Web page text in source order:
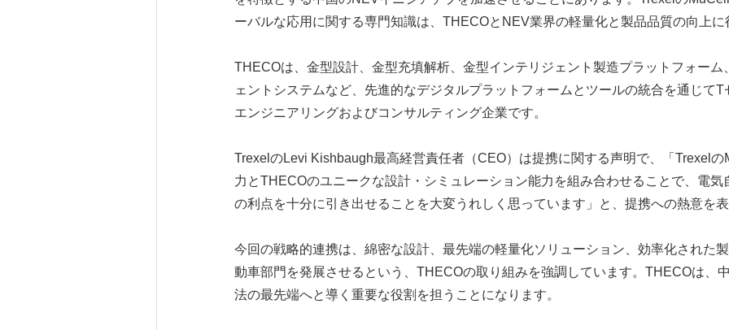
ーバルな応用に関する専門知識は、THECOとNEV業界の軽量化と製品品質の向上に
THECOは、金型設計、金型充填解析、金型インテリジェント製造プラットフォーム
ェントシステムなど、先進的なデジタルプラットフォームとツールの統合を通じて
エンジニアリングおよびコンサルティング企業です。
TrexelのLevi Kishbaugh最高経営責任者（CEO）は提携に関する声明で、「Trexel
力とTHECOのユニークな設計・シミュレーション能力を組み合わせることで、電
の利点を十分に引き出せることを大変うれしく思っています」と、提携への熱意を
今回の戦略的連携は、綿密な設計、最先端の軽量化ソリューション、効率化された
動車部門を発展させるという、THECOの取り組みを強調しています。THECOは、
法の最先端へと導く重要な役割を担うことになります。